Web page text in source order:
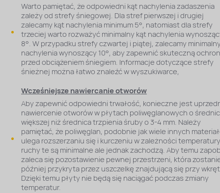
Warto pamiętać, że odpowiedni kąt nachylenia zadaszenia
zależy od strefy śniegowej. Dla stref pierwszej i drugiej
zalecamy kąt nachylenia minimum 5°, natomiast dla strefy
trzeciej warto rozważyć minimalny kąt nachylenia
8°. W przypadku strefy czwartej i piątej, zalecamy
nachylenia wynoszący 10°, aby zapewnić skuteczną
przed obciążeniem śniegiem. Informacje dotyczące strefy
śnieżnej można łatwo znaleźć w wyszukiwarce,
Wcześniejsze nawiercanie otworów
Aby zapewnić odpowiedni trwałość, konieczne jest
nawiercenie otworów w płytach poliwęglanowych o
większej niż średnica trzpienia śruby o 3-4 mm. Należy
pamiętać, że poliwęglan, podobnie jak wiele innych
ulega rozszerzaniu się i kurczeniu w zależności
ruchy te są minimalne ale jednak zachodzą. Aby temu
zaleca się pozostawienie pewnej przestrzeni, która
później przykryta przez uszczelkę znajdującą się przy
Dzięki temu płyty nie będą się naciągać podczas zmiany
temperatur.